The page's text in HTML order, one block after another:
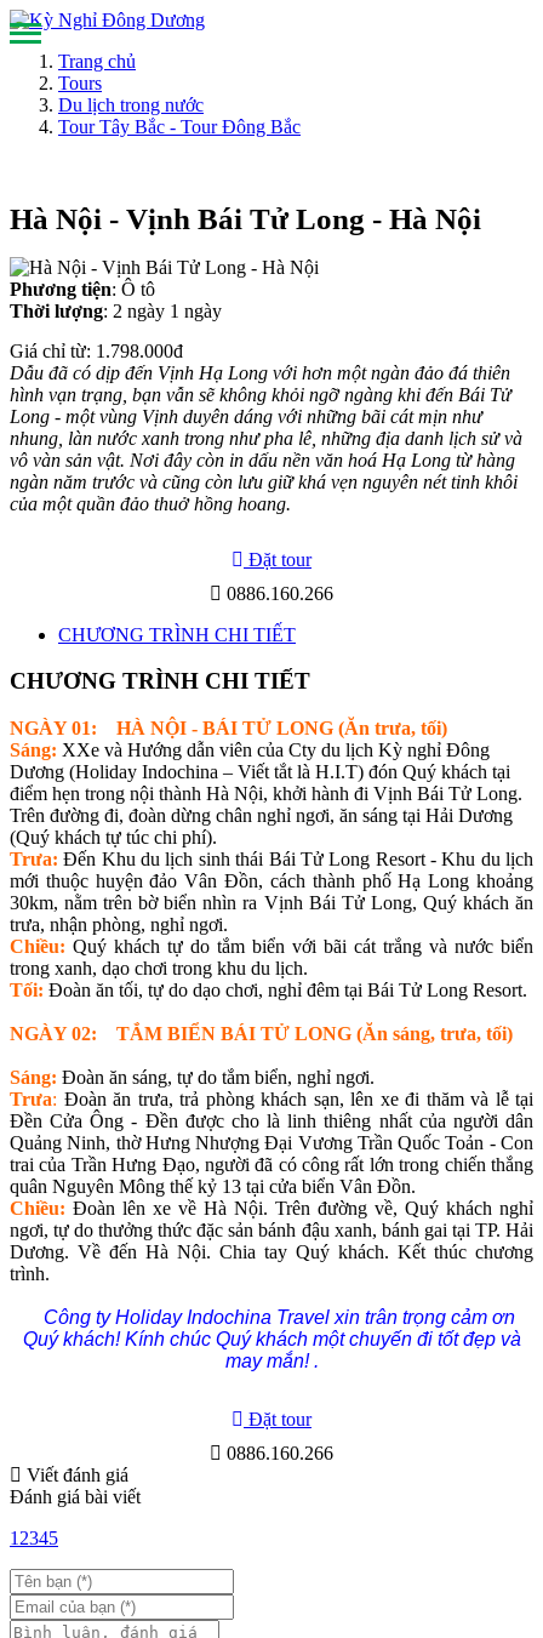
Trang chủ
Tours
Du lịch trong nước
Tour Tây Bắc - Tour Đông Bắc
Hà Nội - Vịnh Bái Tử Long - Hà Nội
Phương tiện: Ô tô
Thời lượng: 2 ngày 1 ngày
Giá chỉ từ: 1.798.000đ
Dẫu đã có dịp đến Vịnh Hạ Long với hơn một ngàn đảo đá thiên
hình vạn trạng, bạn vẫn sẽ không khỏi ngỡ ngàng khi đến Bái Tử
Long - một vùng Vịnh duyên dáng với những bãi cát mịn như
nhung, làn nước xanh trong như pha lê, những địa danh lịch sử và
vô vàn sản vật. Nơi đây còn in dấu nền văn hoá Hạ Long từ hàng
ngàn năm trước và cũng còn lưu giữ khá vẹn nguyên nét tinh khôi
của một quần đảo thuở hồng hoang.
Đặt tour
0886.160.266
CHƯƠNG TRÌNH CHI TIẾT
CHƯƠNG TRÌNH CHI TIẾT
NGÀY 01: HÀ NỘI - BÁI TỬ LONG (Ăn trưa, tối)
Sáng: XXe và Hướng dẫn viên của Cty du lịch Kỳ nghỉ Đông
Dương (Holiday Indochina – Viết tắt là H.I.T) đón Quý khách tại
điểm hẹn trong nội thành Hà Nội, khởi hành đi Vịnh Bái Tử Long.
Trên đường đi, đoàn dừng chân nghỉ ngơi, ăn sáng tại Hải Dương
(Quý khách tự túc chi phí).
Trưa:Đến Khu du lịch sinh thái Bái Tử Long Resort - Khu du lịch
mới thuộc huyện đảo Vân Đồn, cách thành phố Hạ Long khoảng
30km, nằm trên bờ biển nhìn ra Vịnh Bái Tử Long, Quý khách ăn
trưa, nhận phòng, nghỉ ngơi.
Chiều: Quý khách tự do tắm biển với bãi cát trắng và nước biển
trong xanh, dạo chơi trong khu du lịch.
Tối: Đoàn ăn tối, tự do dạo chơi, nghỉ đêm tại Bái Tử Long Resort.
NGÀY 02: TẮM BIỂN BÁI TỬ LONG (Ăn sáng, trưa, tối)
Sáng: Đoàn ăn sáng, tự do tắm biển, nghỉ ngơi.
Trưa: Đoàn ăn trưa, trả phòng khách sạn, lên xe đi thăm và lễ tại
Đền Cửa Ông - Đền được cho là linh thiêng nhất của người dân
Quảng Ninh, thờ Hưng Nhượng Đại Vương Trần Quốc Toản - Con
trai của Trần Hưng Đạo, người đã có công rất lớn trong chiến thắng
quân Nguyên Mông thế kỷ 13 tại cửa biển Vân Đồn.
Chiều: Đoàn lên xe về Hà Nội. Trên đường về, Quý khách nghỉ
ngơi, tự do thưởng thức đặc sản bánh đậu xanh, bánh gai tại TP. Hải
Dương. Về đến Hà Nội. Chia tay Quý khách. Kết thúc chương
trình.
Công ty Holiday Indochina Travel xin trân trọng cảm ơn
Quý khách! Kính chúc Quý khách một chuyến đi tốt đẹp và
may mắn! .
Đặt tour
0886.160.266
Viết đánh giá
Đánh giá bài viết
1 2345